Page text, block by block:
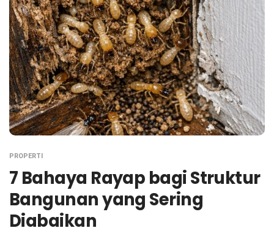
PROPERTI
7 Bahaya Rayap bagi Struktur
Bangunan yang Sering
Diabaikan